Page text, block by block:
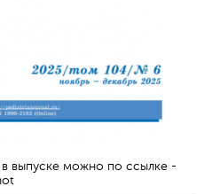
в выпуске можно по ссылке -